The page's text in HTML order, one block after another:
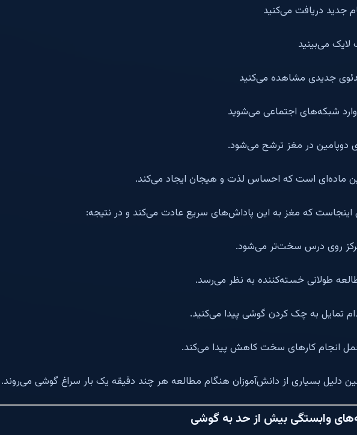
جدید دریافت می‌کنید
لایک می‌بینید
جدیدی مشاهده می‌کنید
وارد شبکه‌های اجتماعی می‌شوید
دوپامین در مغز ترشح می‌شود.
ماده‌ای است که احساس لذت و هیجان ایجاد می‌کند.
که مغز به این پاداش‌های سریع عادت می‌کند و در نتیجه:
روی درس سخت‌تر می‌شود.
طولانی خسته‌کننده به نظر می‌رسد.
تمایل به چک کردن گوشی پیدا می‌کنید.
انجام کارهای سخت کاهش پیدا می‌کند.
دلیل بسیاری از دانش‌آموزان هنگام مطالعه هر چند دقیقه یک بار سراغ گوشی می‌روند.
وابستگی بیش از حد به گوشی